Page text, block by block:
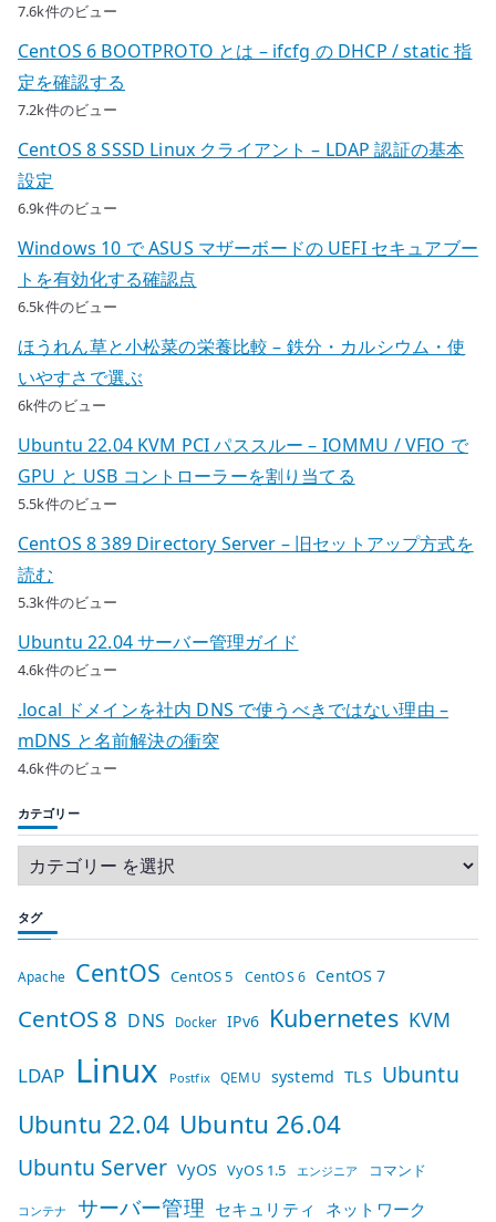
7.6k件のビュー
CentOS 6 BOOTPROTO とは – ifcfg の DHCP / static 指
定を確認する
7.2k件のビュー
CentOS 8 SSSD Linux クライアント – LDAP 認証の基本
設定
6.9k件のビュー
Windows 10 で ASUS マザーボードの UEFI セキュアブー
トを有効化する確認点
6.5k件のビュー
ほうれん草と小松菜の栄養比較 – 鉄分・カルシウム・使
いやすさで選ぶ
6k件のビュー
Ubuntu 22.04 KVM PCI パススルー – IOMMU / VFIO で
GPU と USB コントローラーを割り当てる
5.5k件のビュー
CentOS 8 389 Directory Server – 旧セットアップ方式を
読む
5.3k件のビュー
Ubuntu 22.04 サーバー管理ガイド
4.6k件のビュー
.local ドメインを社内 DNS で使うべきではない理由 –
mDNS と名前解決の衝突
4.6k件のビュー
カテゴリー
タグ
Apache CentOS CentOS 5 CentOS 6 CentOS 7
CentOS 8 DNS Docker IPv6 Kubernetes KVM
LDAP Linux Postfix QEMU systemd TLS Ubuntu
Ubuntu 22.04 Ubuntu 26.04
Ubuntu Server VyOS VyOS 1.5 エンジニア コマンド
コンテナ サーバー管理 セキュリティ ネットワーク